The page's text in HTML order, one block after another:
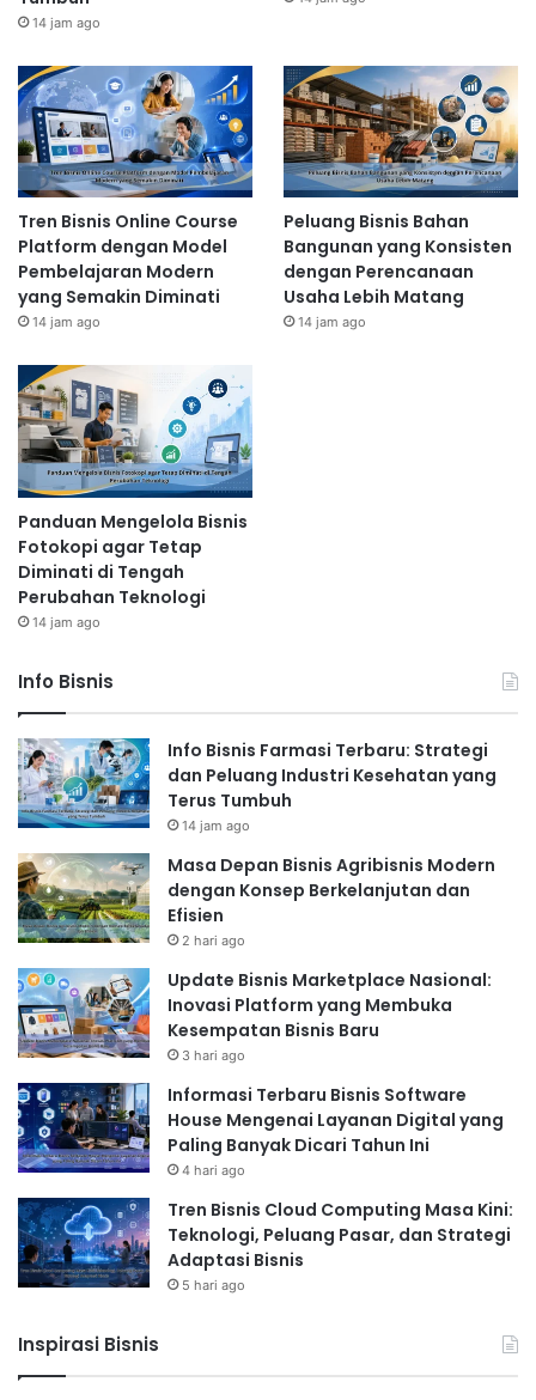
14 jam ago
Tren Bisnis Online Course
Platform dengan Model
Pembelajaran Modern
yang Semakin Diminati
14 jam ago
Peluang Bisnis Bahan
Bangunan yang Konsisten
dengan Perencanaan
Usaha Lebih Matang
14 jam ago
Panduan Mengelola Bisnis
Fotokopi agar Tetap
Diminati di Tengah
Perubahan Teknologi
14 jam ago
Info Bisnis
Info Bisnis Farmasi Terbaru: Strategi
dan Peluang Industri Kesehatan yang
Terus Tumbuh
14 jam ago
Masa Depan Bisnis Agribisnis Modern
dengan Konsep Berkelanjutan dan
Efisien
2 hari ago
Update Bisnis Marketplace Nasional:
Inovasi Platform yang Membuka
Kesempatan Bisnis Baru
3 hari ago
Informasi Terbaru Bisnis Software
House Mengenai Layanan Digital yang
Paling Banyak Dicari Tahun Ini
4 hari ago
Tren Bisnis Cloud Computing Masa Kini:
Teknologi, Peluang Pasar, dan Strategi
Adaptasi Bisnis
5 hari ago
Inspirasi Bisnis